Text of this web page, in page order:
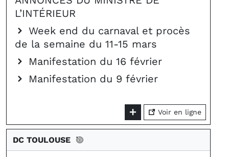
L’INTÉRIEUR
Week end du carnaval et procès
de la semaine du 11-15 mars
Manifestation du 16 février
Manifestation du 9 février
Voir en ligne
DC TOULOUSE